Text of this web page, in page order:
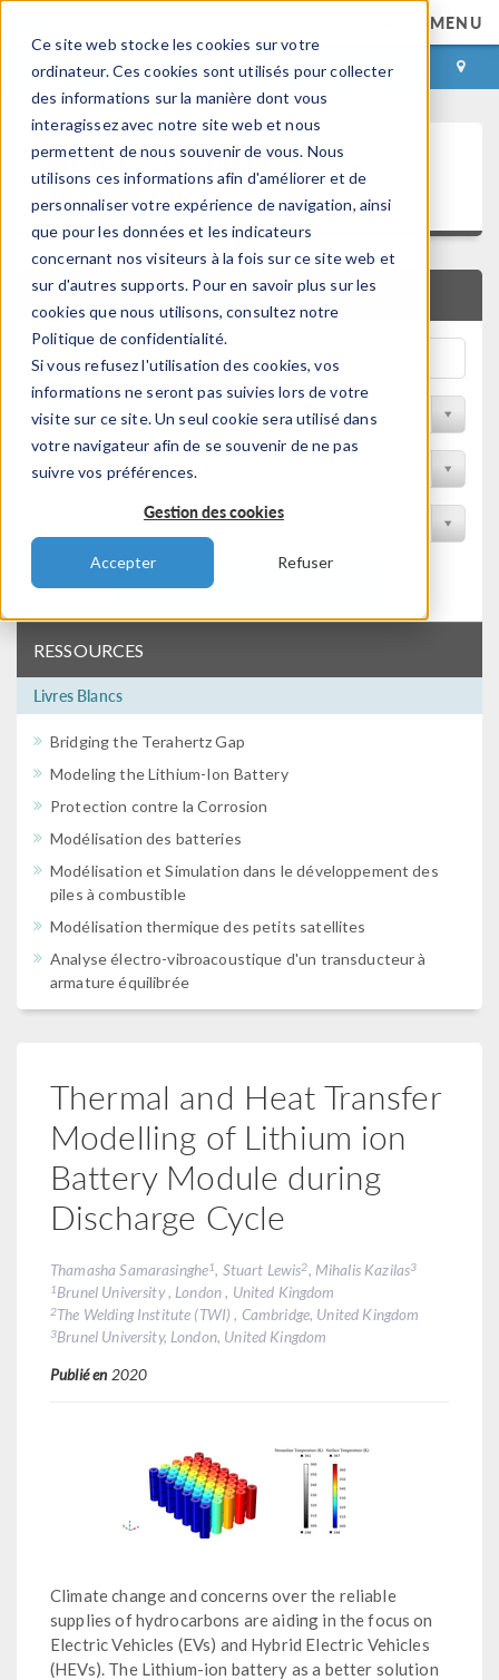
Ce site web stocke les cookies sur votre
ordinateur. Ces cookies sont utilisés pour collecter
des informations sur la manière dont vous
interagissez avec notre site web et nous
permettent de nous souvenir de vous. Nous
utilisons ces informations afin d'améliorer et de
personnaliser votre expérience de navigation, ainsi
que pour les données et les indicateurs
concernant nos visiteurs à la fois sur ce site web et
sur d'autres supports. Pour en savoir plus sur les
cookies que nous utilisons, consultez notre
Politique de confidentialité.
Si vous refusez l'utilisation des cookies, vos
informations ne seront pas suivies lors de votre
visite sur ce site. Un seul cookie sera utilisé dans
votre navigateur afin de se souvenir de ne pas
suivre vos préférences.
Gestion des cookies
Accepter Refuser
MENU
CONNEXION CONTACT
Articles techniques et
présentations
RECHERCHE RAPIDE
Filtrer par domaine physique
Filtrer par Industrie
Filtrer par conférence
RESSOURCES
Livres Blancs
Bridging the Terahertz Gap
Modeling the Lithium-Ion Battery
Protection contre la Corrosion
Modélisation des batteries
Modélisation et Simulation dans le développement des
piles à combustible
Modélisation thermique des petits satellites
Analyse électro-vibroacoustique d'un transducteur à
armature équilibrée
Thermal and Heat Transfer
Modelling of Lithium ion
Battery Module during
Discharge Cycle
Thamasha Samarasinghe1, Stuart Lewis2, Mihalis Kazilas3
1Brunel University , London , United Kingdom
2The Welding Institute (TWI) , Cambridge, United Kingdom
3Brunel University, London, United Kingdom
Publié en 2020
Climate change and concerns over the reliable
supplies of hydrocarbons are aiding in the focus on
Electric Vehicles (EVs) and Hybrid Electric Vehicles
(HEVs). The Lithium-ion battery as a better solution